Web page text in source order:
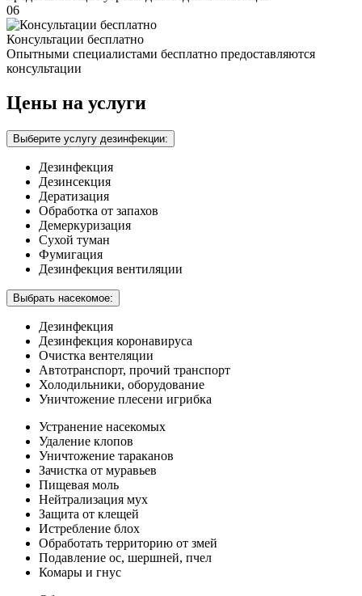
06
Консультации бесплатно
Опытными специалистами бесплатно предоставляются
консультации
Цены на услуги
Выберите услугу дезинфекции:
Дезинфекция
Дезинсекция
Дератизация
Обработка от запахов
Демеркуризация
Сухой туман
Фумигация
Дезинфекция вентиляции
Выбрать насекомое:
Дезинфекция
Дезинфекция коронавируса
Очистка вентеляции
Автотранспорт, прочий транспорт
Холодильники, оборудование
Уничтожение плесени игрибка
Устранение насекомых
Удаление клопов
Уничтожение тараканов
Зачистка от муравьев
Пищевая моль
Нейтрализация мух
Защита от клещей
Истребление блох
Обработать территорию от змей
Подавление ос, шершней, пчел
Комары и гнус